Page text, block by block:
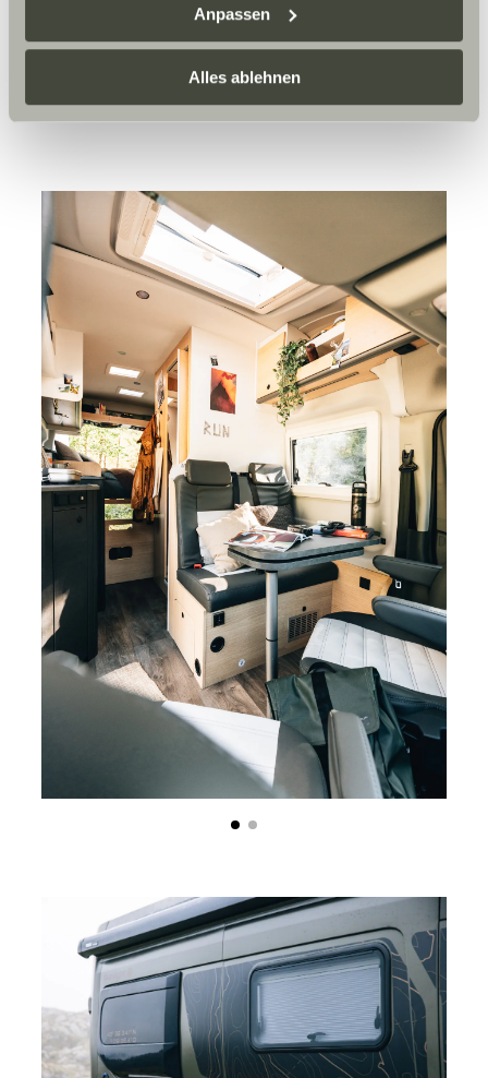
einzelne Cookies/Dienste in den Einstellungen aus,
erteilen Sie uns Ihre Einwilligung zur Verarbeitung Ihrer
Daten zu den genannten Zwecken. Die Einwilligung ist
freiwillig, für den Besuch der Website nicht erforderlich
den störungsfreien Betrieb der Webseite und die
Ermöglichung der Seitennavigation erforderlich sind.
Anpassen
Alles ablehnen
Comme tous les CLIFF 4×4, il est parfaitement
adapté aux grands gabarits grâce à sa